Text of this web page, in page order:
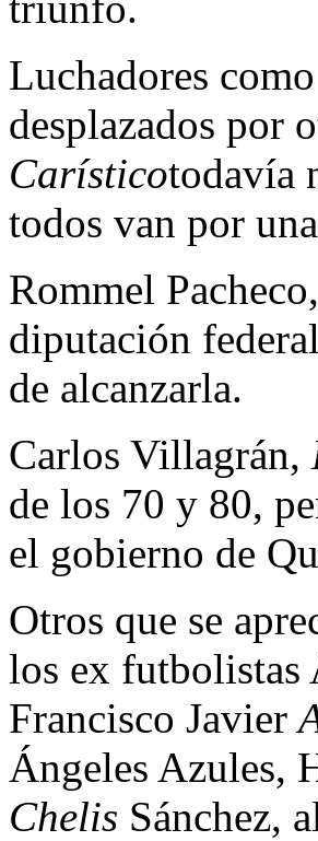
Luchadores como
desplazados por
Carísticotodavía
todos van por
Rommel
diputación
de alcanzarla.
Carlos Villagrán,
de los 70 y 80,
el gobierno de
Otros que se
los ex futbolistas
Francisco Javier
Ángeles Azules,
Chelis Sánchez,